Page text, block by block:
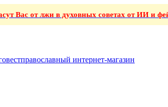
Вас от лжи в духовных советах от ИИ и
православный интернет-магазин